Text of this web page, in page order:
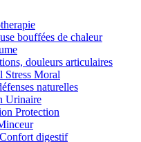
bouffées de chaleur
douleurs articulaires
Stress Moral
naturelles
Urinaire
Protection
digestif